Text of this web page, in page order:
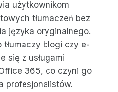
użytkownikom
tłumaczeń bez
języka oryginalnego.
tłumaczy blogi czy e-
się z usługami
365, co czyni go
profesjonalistów.